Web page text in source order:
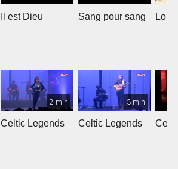
Il est Dieu Sang pour sang Lola
2 min
Celtic Legends
3 min
Celtic Legends